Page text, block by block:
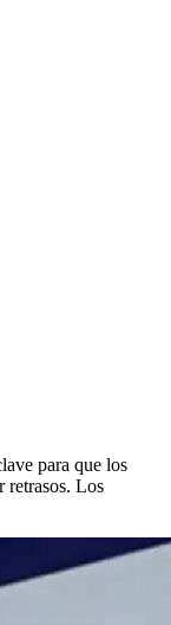
para que los
retrasos. Los